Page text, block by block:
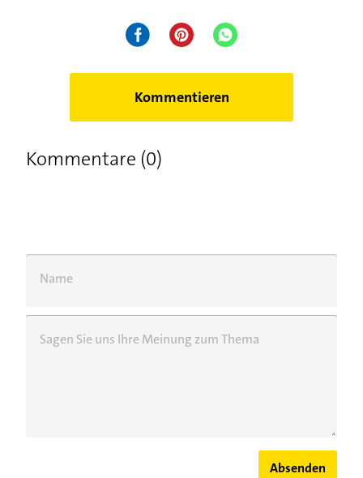
Kommentieren
Kommentare (0)
Name
Sagen Sie uns Ihre Meinung zum Thema
Absenden